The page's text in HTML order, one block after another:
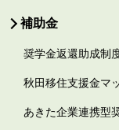
補助金
奨学金返還助成制
秋田移住支援金マ
あきた企業連携型